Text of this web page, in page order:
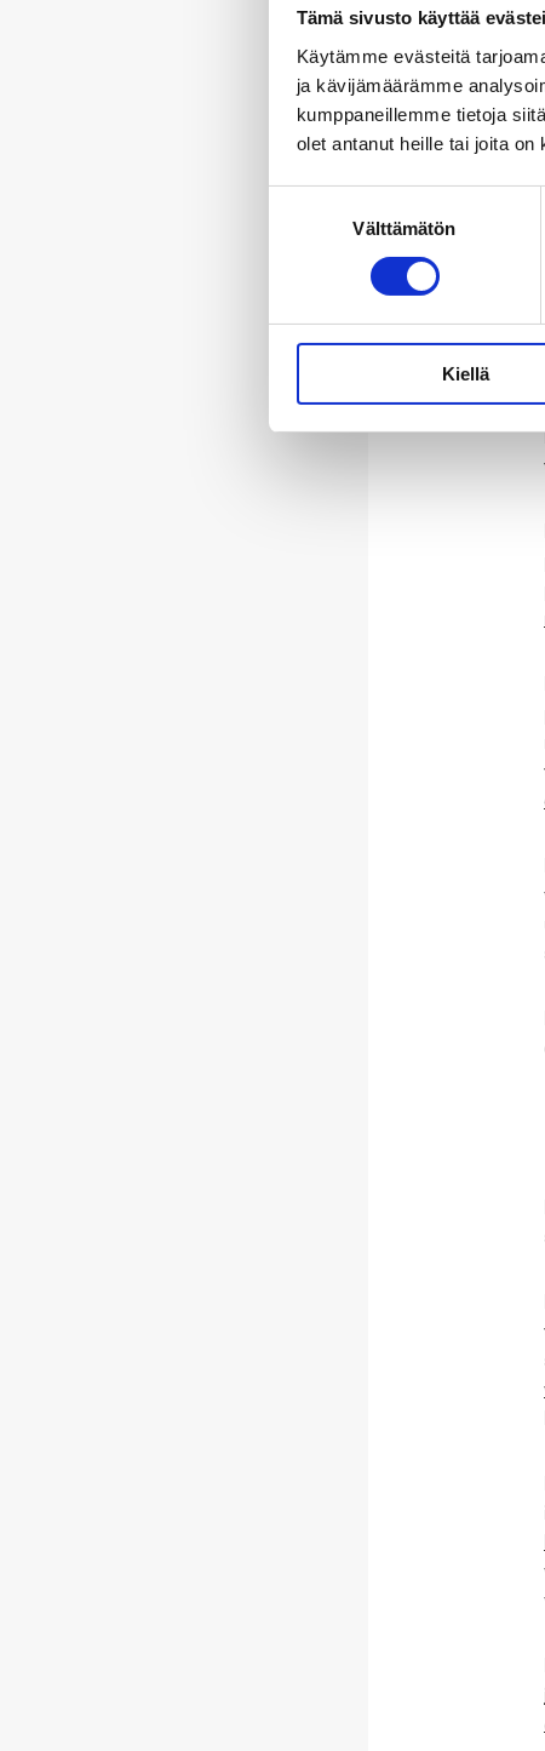
Tämä sivusto käyttää
Käytämme evästeitä
ja kävijämäärämme
kumppaneillemme tietoja
olet antanut heille tai joita
Välttämätön
Kiellä